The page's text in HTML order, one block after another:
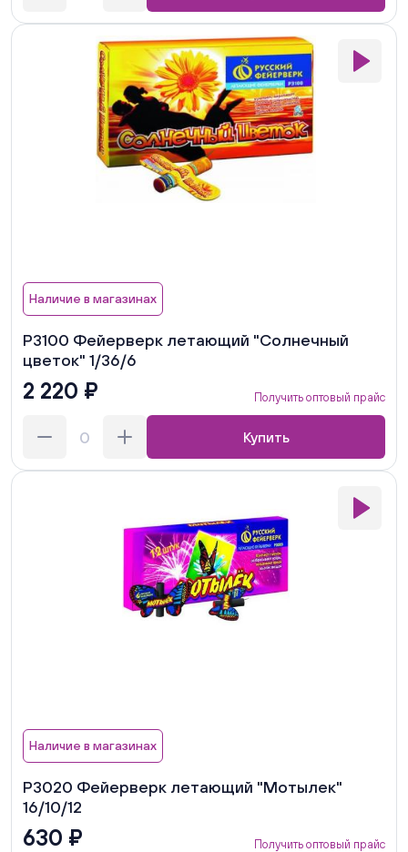
Наличие в магазинах
Р3100 Фейерверк летающий "Солнечный
цветок" 1/36/6
2 220 ₽ Получить оптовый прайс
Купить
Наличие в магазинах
Р3020 Фейерверк летающий "Мотылек"
16/10/12
630 ₽ Получить оптовый прайс